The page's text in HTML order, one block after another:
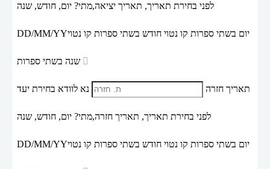
לפני בחירת תאריך, תאריך יציאה,מתי? יום, חודש, שנה
DD/MM/YYיום בשתי ספרות קו נטוי חודש בשתי ספרות קו נטוי
תאריך חזרה נא לוודא בחירת יעד
לפני בחירת תאריך, תאריך חזרה,מתי? יום, חודש, שנה
DD/MM/YYיום בשתי ספרות קו נטוי חודש בשתי ספרות קו נטוי